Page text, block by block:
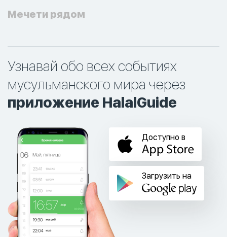
Мечети рядом
Узнавай обо всех событиях
мусульманского мира через
приложение HalalGuide
Доступно в
Загрузить на